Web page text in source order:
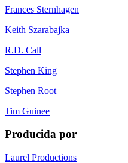
Frances Sternhagen
Keith Szarabajka
R.D. Call
Stephen King
Stephen Root
Tim Guinee
Producida por
Laurel Productions